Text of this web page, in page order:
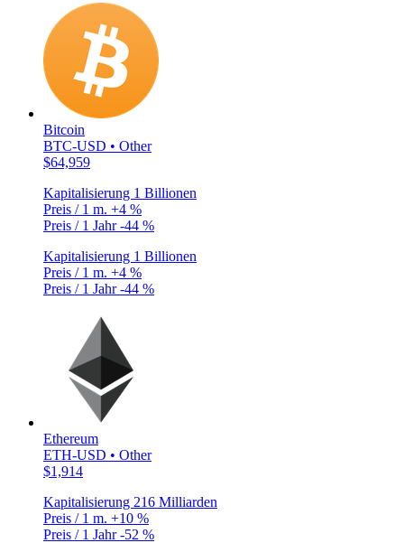
Bitcoin
BTC-USD • Other
$64,959
Kapitalisierung 1 Billionen
Preis / 1 m. +4 %
Preis / 1 Jahr-44 %
Kapitalisierung 1 Billionen
Preis / 1 m. +4 %
Preis / 1 Jahr-44 %
Ethereum
ETH-USD • Other
$1,914
Kapitalisierung 216 Milliarden
Preis / 1 m. +10 %
Preis / 1 Jahr-52 %